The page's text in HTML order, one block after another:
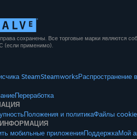
сохранены. Все торговые марки являются
(если применимо).
SteamSteamworksРаспространение
Переработка
Положения и политикаФайлы cookie
мобильные приложенияПоддержкаМой